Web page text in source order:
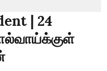
| 24